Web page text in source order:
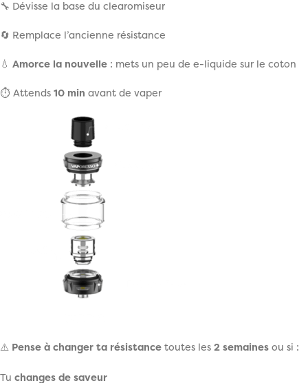
🔧 Dévisse la base du clearomiseur
🔄 Remplace l’ancienne résistance
💧 Amorce la nouvelle : mets un peu de e-liquide sur le coton
⏱️ Attends 10 min avant de vaper
⚠️ Pense à changer ta résistance toutes les 2 semaines ou si :
Tu changes de saveur